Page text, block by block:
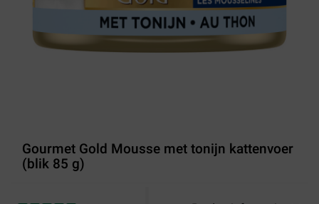
Gourmet Gold Mousse met tonijn kattenvoer
(blik 85 g)